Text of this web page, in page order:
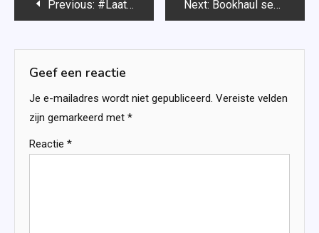
Previous: #LaatsteVlog – Carry Slee Next: Bookhaul september 2017
Geef een reactie
Je e-mailadres wordt niet gepubliceerd. Vereiste velden
zijn gemarkeerd met *
Reactie *